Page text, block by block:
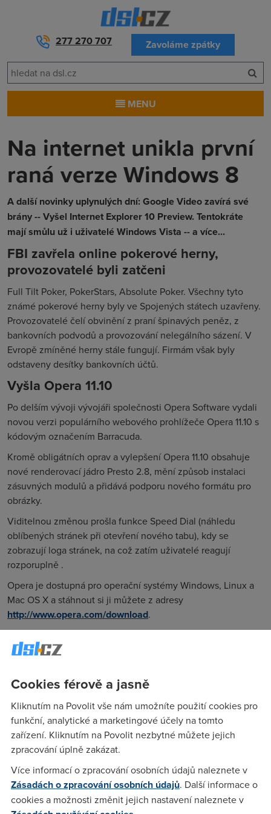
277 270 707 Zavoláme zpátky
MENU
Na internet unikla první
raná verze Windows 8
A další novinky uplynulých dní: Google Video zavírá své
brány -- Vyšel Internet Explorer 10 Preview. Tentokráte
mají smůlu už i uživatelé Windows Vista -- a více...
FBI zavřela online pokerové herny,
provozovatelé byli zatčeni
Full Tilt Poker, PokerStars, Absolute Poker. Všechny tyto
známé pokerové herny byly ve Spojených státech uzavřeny.
Provozovatelé čelí obvinění z praní špinavých peněz, z
bankovních podvodů a provozování nelegálního sázení. V
Evropě zmíněné herny stále fungují. Firmám však byly
odstaveny desítky bankovních účtů.
Vyšla Opera 11.10
Po delším vývoji vývojáři společnosti Opera Software vydali
novou verzi populárního webového prohlížeče Opera 11.10 s
kódovým označením Barracuda.
Kromě obligátních oprav a vylepšení Opera 11.10 obsahuje
nové renderovací jádro Presto 2.8, mění způsob instalaci
zásuvných modulů a přidává podporu nového formátu pro
obrázky.
Viditelnou změnou prošla funkce Speed Dial (náhledu
oblíbených stránek při otevření nového tabu), kdy se
zobrazují loga stránek, na což zatím uživatelé reagují
rozporuplně .
Opera je dostupná pro operační systémy Windows, Linux a
Mac OS X a stáhnout si ji můžete z adresy
http://www.opera.com/download.
Třetina prostředků na IT je vynaložena
zbytečně
vynakládá miliardy korun na ICT neúčelně. Podle Apogea 30
až 35 procent prostředků na informační a telekomunikační
technologie stát vyhazuje oknem. „Viníkem je nejčastěji
nedostatečná analýza projektů (25 %) vedoucí k jejich
prodražování. Hned v závěsu je chybné zadání projektu (18
oblasti informačních technologií Ivan Janoušek ze
znaleckého ústavu APOGEO Esteem.
Apogeo dále uvádí, že státní a rozpočtové organizace
Cookies férově a jasně
Kliknutím na Povolit vše nám umožníte použití cookies pro
funkční, analytické a marketingové účely na tomto
zařízení. Kliknutím na Povolit nezbytné můžete jejich
zpracování úplně zakázat.
Více informací o zpracování osobních údajů naleznete v
Zásadách o zpracování osobních údajů. Další informace o
cookies a možnosti změnit jejich nastavení naleznete v